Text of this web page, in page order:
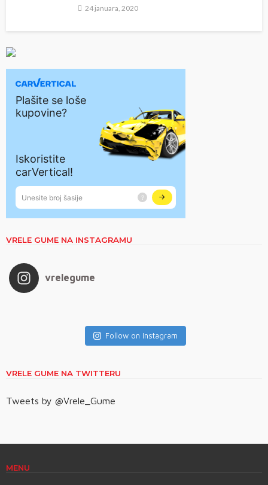
24 januara, 2020
VRELE GUME NA INSTAGRAMU
vrelegume
Follow on Instagram
VRELE GUME NA TWITTERU
Tweets by @Vrele_Gume
MENU